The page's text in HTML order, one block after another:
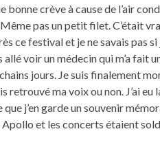
bonne crève à cause de l’air
pas un petit filet. C’était
ce festival et je ne savais pas
voir un médecin qui m’a fait
jours. Je suis finalement
retrouvé ma voix ou non. J’ai eu
que j’en garde un souvenir
et les concerts étaient